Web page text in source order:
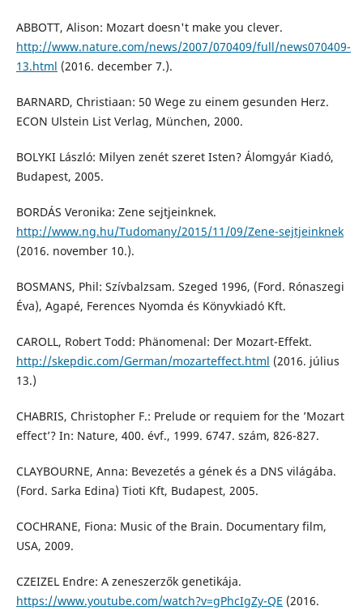
ABBOTT, Alison: Mozart doesn't make you clever.
http://www.nature.com/news/2007/070409/full/news070409-
13.html (2016. december 7.).
BARNARD, Christiaan: 50 Wege zu einem gesunden Herz.
ECON Ulstein List Verlag, München, 2000.
BOLYKI László: Milyen zenét szeret Isten? Álomgyár Kiadó,
Budapest, 2005.
BORDÁS Veronika: Zene sejtjeinknek.
http://www.ng.hu/Tudomany/2015/11/09/Zene-sejtjeinknek
(2016. november 10.).
BOSMANS, Phil: Szívbalzsam. Szeged 1996, (Ford. Rónaszegi
Éva), Agapé, Ferences Nyomda és Könyvkiadó Kft.
CAROLL, Robert Todd: Phänomenal: Der Mozart-Effekt.
http://skepdic.com/German/mozarteffect.html (2016. július
13.)
CHABRIS, Christopher F.: Prelude or requiem for the ’Mozart
effect’? In: Nature, 400. évf., 1999. 6747. szám, 826-827.
CLAYBOURNE, Anna: Bevezetés a gének és a DNS világába.
(Ford. Sarka Edina) Tioti Kft, Budapest, 2005.
COCHRANE, Fiona: Music of the Brain. Documentary film,
USA, 2009.
CZEIZEL Endre: A zeneszerzők genetikája.
https://www.youtube.com/watch?v=gPhcIgZy-QE (2016.